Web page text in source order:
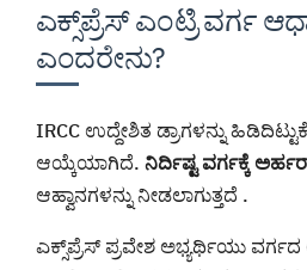
ಎಕ್ಸ್‌ಪ್ರೆಸ್ ಎಂಟ್ರಿ ವರ್ಗ
ಎಂದರೇನು?
IRCC ಉದ್ದೇಶಿತ ಡ್ರಾಗಳನ್ನು
ಆಯ್ಕೆಯಾಗಿದೆ. ನಿರ್ದಿಷ್ಟ ವರ್ಗಕ್ಕೆ
ಆಹ್ವಾನಗಳನ್ನು ನೀಡಲಾಗುತ್ತದೆ .
ಎಕ್ಸ್‌ಪ್ರೆಸ್ ಪ್ರವೇಶ ಅಭ್ಯರ್ಥಿಯು